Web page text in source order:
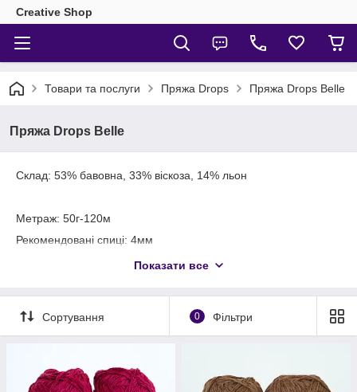
Creative Shop
Товари та послуги Пряжа Drops Пряжа Drops Belle
Пряжа Drops Belle
Склад: 53% бавовна, 33% віскоза, 14% льон
Метраж: 50г-120м
Рекомендовані спиці: 4мм
Щільність в'язання: 10х10см = 21 петля х 28 ряду
Показати все
Сортування 0 Фільтри